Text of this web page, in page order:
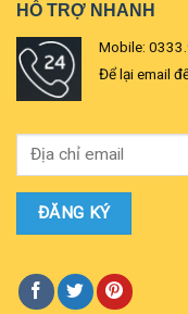
HỖ TRỢ NHANH
Mobile:
Để lại email